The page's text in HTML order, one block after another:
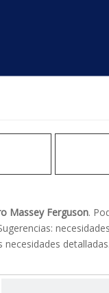
Massey Ferguson.